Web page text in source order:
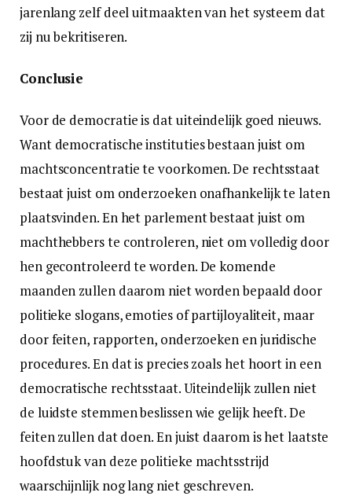
jarenlang zelf deel uitmaakten van het systeem dat
zij nu bekritiseren.
Conclusie
Voor de democratie is dat uiteindelijk goed nieuws.
Want democratische instituties bestaan juist om
machtsconcentratie te voorkomen. De rechtsstaat
bestaat juist om onderzoeken onafhankelijk te laten
plaatsvinden. En het parlement bestaat juist om
machthebbers te controleren, niet om volledig door
hen gecontroleerd te worden. De komende
maanden zullen daarom niet worden bepaald door
politieke slogans, emoties of partijloyaliteit, maar
door feiten, rapporten, onderzoeken en juridische
procedures. En dat is precies zoals het hoort in een
democratische rechtsstaat. Uiteindelijk zullen niet
de luidste stemmen beslissen wie gelijk heeft. De
feiten zullen dat doen. En juist daarom is het laatste
hoofdstuk van deze politieke machtsstrijd
waarschijnlijk nog lang niet geschreven.